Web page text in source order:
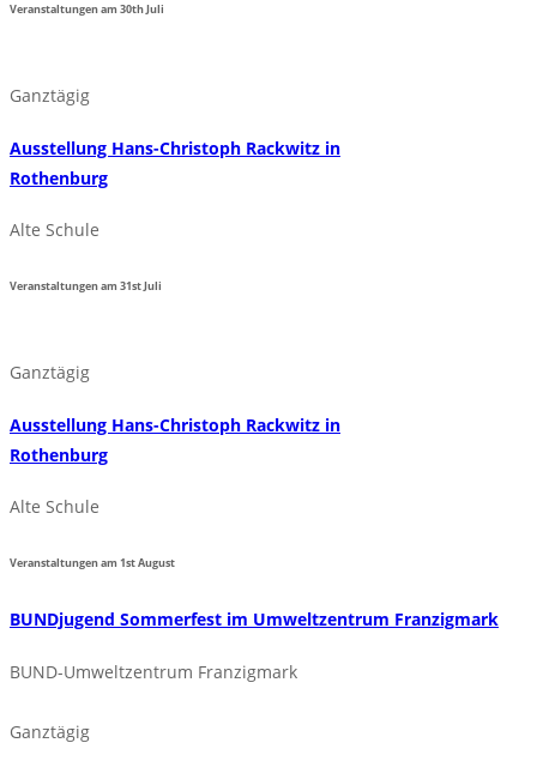
Veranstaltungen am30thJuli
Ganztägig
Ausstellung Hans-Christoph Rackwitz in
Rothenburg
Alte Schule
Veranstaltungen am31stJuli
Ganztägig
Ausstellung Hans-Christoph Rackwitz in
Rothenburg
Alte Schule
Veranstaltungen am1stAugust
BUNDjugend Sommerfest im Umweltzentrum Franzigmark
BUND-Umweltzentrum Franzigmark
Ganztägig